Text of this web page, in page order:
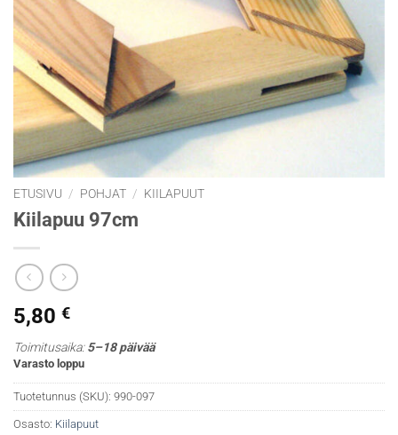
ETUSIVU / POHJAT / KIILAPUUT
Kiilapuu 97cm
5,80 €
Toimitusaika:5–18 päivää
Varasto loppu
Tuotetunnus (SKU): 990-097
Osasto: Kiilapuut